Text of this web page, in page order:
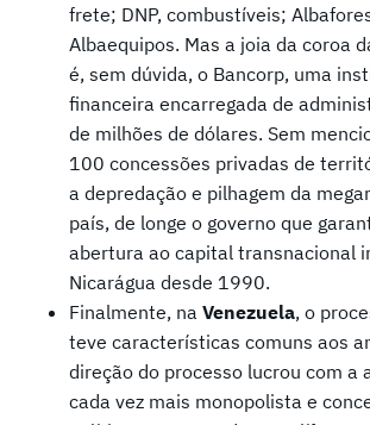
frete; DNP, combustíveis;
Albaequipos. Mas a joia da coroa
é, sem dúvida, o Bancorp, uma
financeira encarregada de
de milhões de dólares. Sem
100 concessões privadas de
a depredação e pilhagem da
país, de longe o governo que
abertura ao capital transnacional
Nicarágua desde 1990.
Finalmente, na Venezuela, o
teve características comuns aos
direção do processo lucrou com a
cada vez mais monopolista e